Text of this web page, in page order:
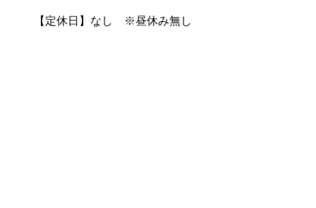
【定休日】なし ※昼休み無し